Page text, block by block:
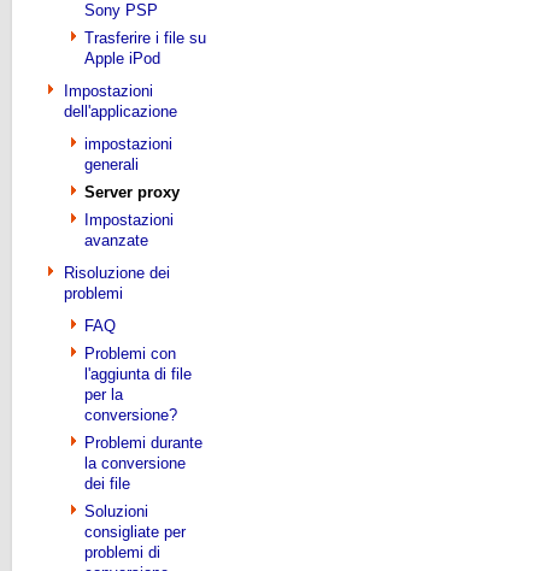
Sony PSP
Trasferire i file su
Apple iPod
Impostazioni
dell'applicazione
impostazioni
generali
Server proxy
Impostazioni
avanzate
Risoluzione dei
problemi
FAQ
Problemi con
l'aggiunta di file
per la
conversione?
Problemi durante
la conversione
dei file
Soluzioni
consigliate per
problemi di